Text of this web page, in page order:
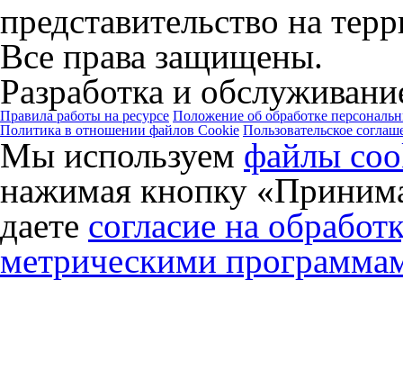
представительство на
Все права защищены.
Разработка и
Правила работы на ресурсе Положение об обработке
Политика в отношении файлов Cookie Пользовательское
Мы используем файлы
нажимая кнопку
даете согласие на
метрическими